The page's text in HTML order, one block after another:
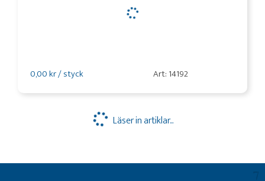
0,00 kr / styck Art: 14192
Läser in artiklar...